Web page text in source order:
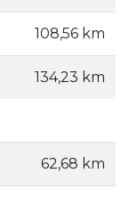
108,56 km
134,23 km
62,68 km